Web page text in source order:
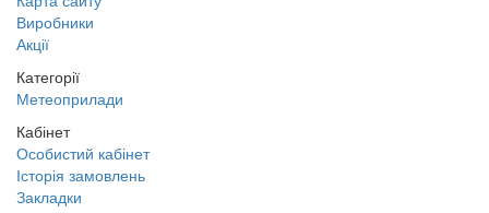
Виробники
Акції
Категорії
Метеоприлади
Кабінет
Особистий кабінет
Історія замовлень
Закладки